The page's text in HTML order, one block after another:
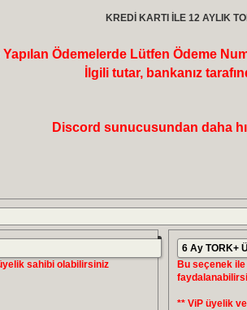
KREDİ KARTI İLE 12 AYLIK
Yapılan Ödemelerde Lütfen Ödeme
İlgili tutar, bankanız
Discord sunucusundan daha
sahibi olabilirsiniz
6 Ay TORK+
Bu seçenek ile
** ViP üyelik